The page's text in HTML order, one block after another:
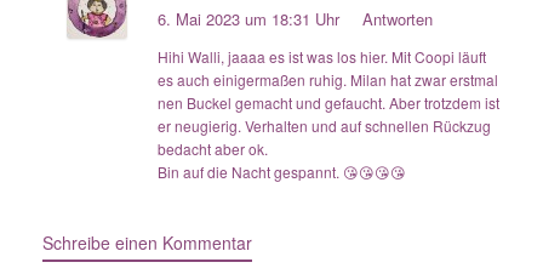
6. Mai 2023 um 18:31 Uhr Antworten
Hihi Walli, jaaaa es ist was los hier. Mit Coopi läuft
es auch einigermaßen ruhig. Milan hat zwar erstmal
nen Buckel gemacht und gefaucht. Aber trotzdem ist
er neugierig. Verhalten und auf schnellen Rückzug
bedacht aber ok.
Bin auf die Nacht gespannt. 😘😘😘😘
Schreibe einen Kommentar